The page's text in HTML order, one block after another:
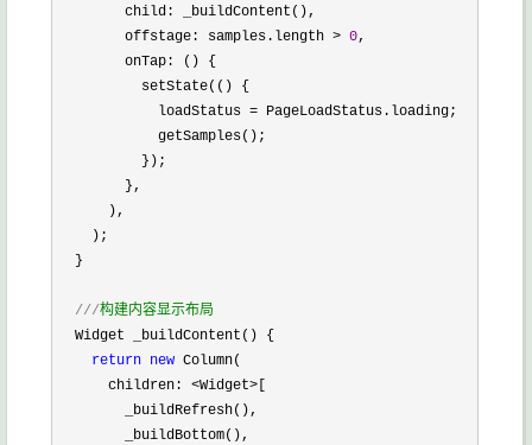
        child: _buildContent(),
        offstage: samples.length
> 0,
        onTap: () {
          setState(() {
            loadStatus
= PageLoadStatus.loading;
            getSamples();
          });
        },
      ),
    );
  }
///构建内容显示布局
  Widget _buildContent() {
return new Column(
      children:
<Widget>
        _buildRefresh(),
        _buildBottom(),